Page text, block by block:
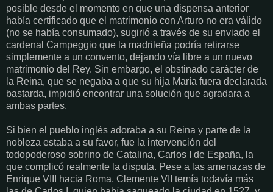
posible desde el momento en que una dispensa anterior
había certificado que el matrimonio con Arturo no era válido
(no se había consumado), sugirió a través de su enviado el
cardenal Campeggio que la madrileña podría retirarse
simplemente a un convento, dejando vía libre a un nuevo
matrimonio del Rey. Sin embargo, el obstinado carácter de
la Reina, que se negaba a que su hija María fuera declarada
bastarda, impidió encontrar una solución que agradara a
ambas partes.
Si bien el pueblo inglés adoraba a su Reina y parte de la
nobleza estaba a su favor, fue la intervención del
todopoderoso sobrino de Catalina, Carlos I de España, la
que complicó realmente la disputa. Pese a las amenazas de
Enrique VIII hacia Roma, Clemente VII temía todavía más